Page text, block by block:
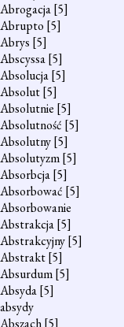
Abrogacja[5]
Abrupto [5]
Abrys [5]
Abscyssa[5]
Absolucja[5]
Absolut[5]
Absolutnie [5]
Absolutność [5]
Absolutny[5]
Absolutyzm[5]
Absorbcja[5]
Absorbować [5]
Absorbowanie
Abstrakcja[5]
Abstrakcyjny[5]
Abstrakt[5]
Absurdum[5]
Absyda[5]
absydy
Abszach[5]